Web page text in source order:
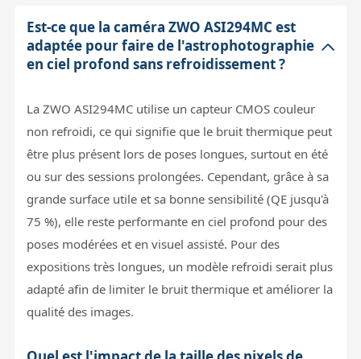
Est-ce que la caméra ZWO ASI294MC est
adaptée pour faire de l'astrophotographie
en ciel profond sans refroidissement ?
La ZWO ASI294MC utilise un capteur CMOS couleur
non refroidi, ce qui signifie que le bruit thermique peut
être plus présent lors de poses longues, surtout en été
ou sur des sessions prolongées. Cependant, grâce à sa
grande surface utile et sa bonne sensibilité (QE jusqu'à
75 %), elle reste performante en ciel profond pour des
poses modérées et en visuel assisté. Pour des
expositions très longues, un modèle refroidi serait plus
adapté afin de limiter le bruit thermique et améliorer la
qualité des images.